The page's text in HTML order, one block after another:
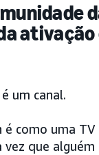
ativação
um canal.
é como uma
vez que